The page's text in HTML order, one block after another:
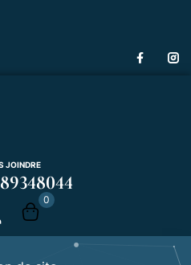
JOINDRE
0
Lost password?
in